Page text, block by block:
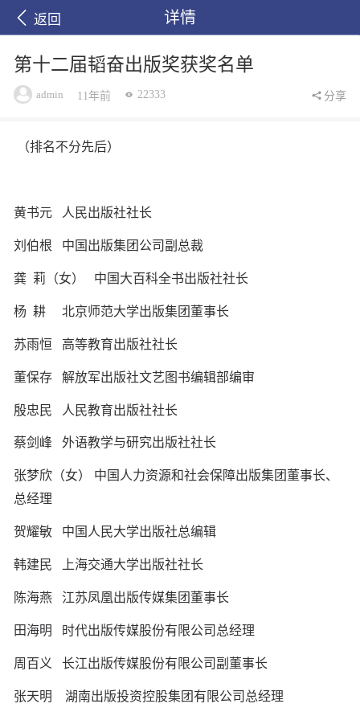
返回 详情
第十二届韬奋出版奖获奖名单
admin 11年前 22333 分享
（排名不分先后）
黄书元 人民出版社社长
刘伯根 中国出版集团公司副总裁
龚 莉（女） 中国大百科全书出版社社长
杨 耕 北京师范大学出版集团董事长
苏雨恒 高等教育出版社社长
董保存 解放军出版社文艺图书编辑部编审
殷忠民 人民教育出版社社长
蔡剑峰 外语教学与研究出版社社长
张梦欣（女）
中国人力资源和社会保障出版集团董事长、
总经理
贺耀敏 中国人民大学出版社总编辑
韩建民 上海交通大学出版社社长
陈海燕 江苏凤凰出版传媒集团董事长
田海明 时代出版传媒股份有限公司总经理
周百义 长江出版传媒股份有限公司副董事长
张天明 湖南出版投资控股集团有限公司总经理